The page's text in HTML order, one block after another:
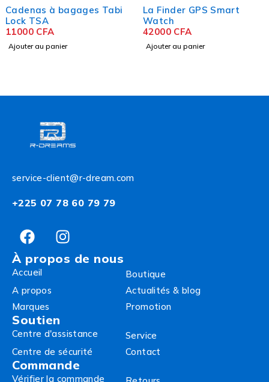
Cadenas à bagages Tabi
Lock TSA
11000 CFA
Ajouter au panier
La Finder GPS Smart
Watch
42000 CFA
Ajouter au panier
service-client@r-dream.com
+225 07 78 60 79 79
À propos de nous
Accueil
Boutique
A propos
Actualités & blog
Marques
Promotion
Soutien
Centre d'assistance
Service
Centre de sécurité
Contact
Commande
Vérifier la commande